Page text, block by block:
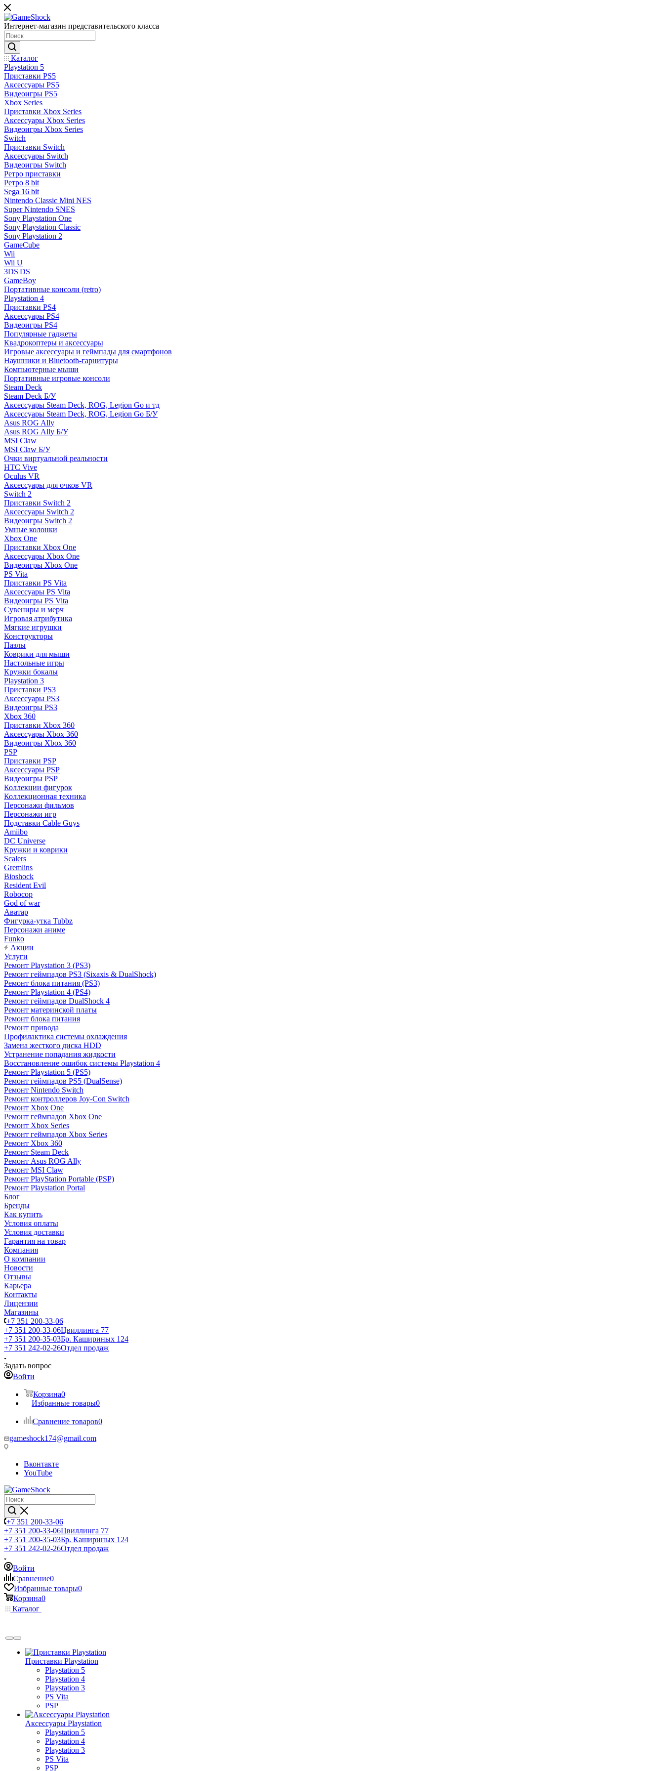
Интернет-магазин представительского класса
Каталог
Playstation 5
Приставки PS5
Аксессуары PS5
Видеоигры PS5
Xbox Series
Приставки Xbox Series
Аксессуары Xbox Series
Видеоигры Xbox Series
Switch
Приставки Switch
Аксессуары Switch
Видеоигры Switch
Ретро приставки
Ретро 8 bit
Sega 16 bit
Nintendo Classic Mini NES
Super Nintendo SNES
Sony Playstation One
Sony Playstation Classic
Sony Playstation 2
GameCube
Wii
Wii U
3DS|DS
GameBoy
Портативные консоли (retro)
Playstation 4
Приставки PS4
Аксессуары PS4
Видеоигры PS4
Популярные гаджеты
Квадрокоптеры и аксессуары
Игровые аксессуары и геймпады для смартфонов
Наушники и Bluetooth-гарнитуры
Компьютерные мыши
Портативные игровые консоли
Steam Deck
Steam Deck Б/У
Аксессуары Steam Deck, ROG, Legion Go и тд
Аксессуары Steam Deck, ROG, Legion Go Б/У
Asus ROG Ally
Asus ROG Ally Б/У
MSI Claw
MSI Claw Б/У
Очки виртуальной реальности
HTC Vive
Oculus VR
Аксессуары для очков VR
Switch 2
Приставки Switch 2
Аксессуары Switch 2
Видеоигры Switch 2
Умные колонки
Xbox One
Приставки Xbox One
Аксессуары Xbox One
Видеоигры Xbox One
PS Vita
Приставки PS Vita
Аксессуары PS Vita
Видеоигры PS Vita
Сувениры и мерч
Игровая атрибутика
Мягкие игрушки
Конструкторы
Пазлы
Коврики для мыши
Настольные игры
Кружки бокалы
Playstation 3
Приставки PS3
Аксессуары PS3
Видеоигры PS3
Xbox 360
Приставки Xbox 360
Аксессуары Xbox 360
Видеоигры Xbox 360
PSP
Приставки PSP
Аксессуары PSP
Видеоигры PSP
Коллекции фигурок
Коллекционная техника
Персонажи фильмов
Персонажи игр
Подставки Cable Guys
Amiibo
DC Universe
Кружки и коврики
Scalers
Gremlins
Bioshock
Resident Evil
Robocop
God of war
Аватар
Фигурка-утка Tubbz
Персонажи аниме
Funko
Акции
Услуги
Ремонт Playstation 3 (PS3)
Ремонт геймпадов PS3 (Sixaxis & DualShock)
Ремонт блока питания (PS3)
Ремонт Playstation 4 (PS4)
Ремонт геймпадов DualShock 4
Ремонт материнской платы
Ремонт блока питания
Ремонт привода
Профилактика системы охлаждения
Замена жесткого диска HDD
Устранение попадания жидкости
Восстановление ошибок системы Playstation 4
Ремонт Playstation 5 (PS5)
Ремонт геймпадов PS5 (DualSense)
Ремонт Nintendo Switch
Ремонт контроллеров Joy-Con Switch
Ремонт Xbox One
Ремонт геймпадов Xbox One
Ремонт Xbox Series
Ремонт геймпадов Xbox Series
Ремонт Xbox 360
Ремонт Steam Deck
Ремонт Asus ROG Ally
Ремонт MSI Claw
Ремонт PlayStation Portable (PSP)
Ремонт Playstation Portal
Блог
Бренды
Как купить
Условия оплаты
Условия доставки
Гарантия на товар
Компания
О компании
Новости
Отзывы
Карьера
Контакты
Лицензии
Магазины
+7 351 200-33-06
+7 351 200-33-06Цвиллинга 77
+7 351 200-35-03Бр. Кашириных 124
+7 351 242-02-26Отдел продаж
Задать вопрос
Войти
Корзина0
Избранные товары0
Сравнение товаров0
gameshock174@gmail.com
Вконтакте
YouTube
+7 351 200-33-06
+7 351 200-33-06Цвиллинга 77
+7 351 200-35-03Бр. Кашириных 124
+7 351 242-02-26Отдел продаж
Войти
Сравнение0
Избранные товары0
Корзина0
Каталог
Приставки Playstation
Playstation 5
Playstation 4
Playstation 3
PS Vita
PSP
Аксессуары Playstation
Playstation 5
Playstation 4
Playstation 3
PS Vita
PSP